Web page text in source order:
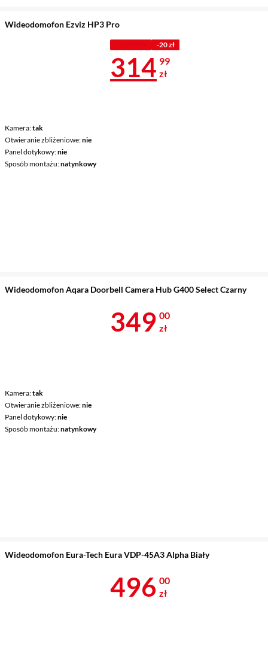
Wideodomofon Ezviz HP3 Pro
Kamera tak
Otwieranie zbliżeniowe nie
Panel dotykowy nie
Sposób montażu natynkowy
-20 zł
Cena 314,99
314 99
zł
Wideodomofon Aqara Doorbell Camera Hub G400 Select Czarny
Kamera tak
Otwieranie zbliżeniowe nie
Panel dotykowy nie
Sposób montażu natynkowy
Cena 349 zł
349 00
zł
Wideodomofon Eura-Tech Eura VDP-45A3 Alpha Biały
Cena 496 zł
496 00
zł